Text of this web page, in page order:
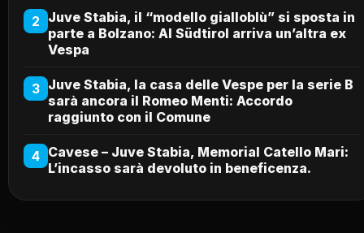
2 Juve Stabia, il “modello gialloblù” si sposta in
parte a Bolzano: Al Südtirol arriva un’altra ex
Vespa
3 Juve Stabia, la casa delle Vespe per la serie B
sarà ancora il Romeo Menti: Accordo
raggiunto con il Comune
4 Cavese – Juve Stabia, Memorial Catello Mari:
L’incasso sarà devoluto in beneficenza.